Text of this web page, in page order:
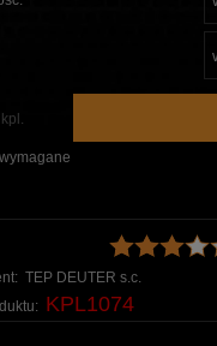
kpl.
TEP DEUTER s.c.
KPL1074